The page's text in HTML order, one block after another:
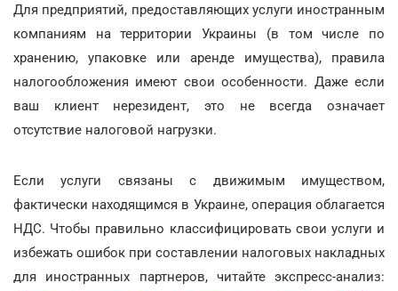
Для предприятий, предоставляющих услуги иностранным
компаниям на территории Украины (в том числе по
хранению, упаковке или аренде имущества), правила
налогообложения имеют свои особенности. Даже если
ваш клиент нерезидент, это не всегда означает
отсутствие налоговой нагрузки.
Если услуги связаны с движимым имуществом,
фактически находящимся в Украине, операция облагается
НДС. Чтобы правильно классифицировать свои услуги и
избежать ошибок при составлении налоговых накладных
для иностранных партнеров, читайте экспресс-анализ: